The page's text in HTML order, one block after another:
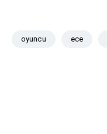
oyuncu ece